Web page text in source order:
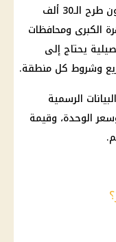
بحسب البيانات المتاحة، من المقرر أن يكون طرح الـ30 ألف
الكبرى ومحافظات
يحتاج إلى
وشروط كل منطقة.
الرسمية
الوحدة، وقيمة